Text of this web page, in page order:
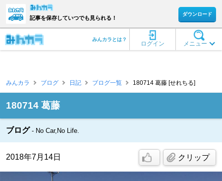
記事を保存していつでも見られる！
ダウンロード
メニュー
ログイン
みんカラとは？
みんカラ ブログ 日記 ブログ一覧 180714 葛藤 [せれちる]
180714 葛藤
ブログ No Car,No Life.
2018年7月14日 クリップ